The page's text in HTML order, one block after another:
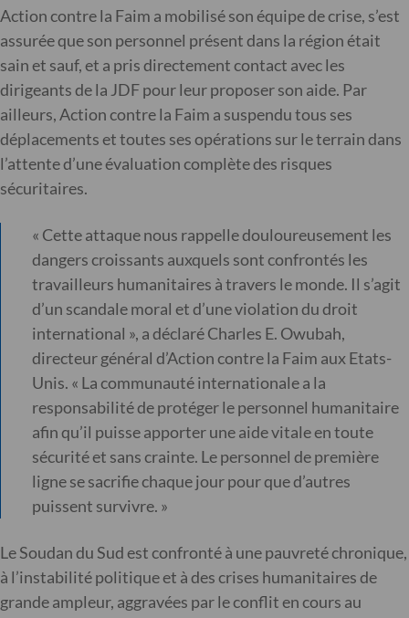
Action contre la Faim a mobilisé son équipe de crise, s’est
assurée que son personnel présent dans la région était
sain et sauf, et a pris directement contact avec les
dirigeants de la JDF pour leur proposer son aide. Par
ailleurs, Action contre la Faim a suspendu tous ses
déplacements et toutes ses opérations sur le terrain dans
l’attente d’une évaluation complète des risques
sécuritaires.
« Cette attaque nous rappelle douloureusement les
dangers croissants auxquels sont confrontés les
travailleurs humanitaires à travers le monde. Il s’agit
d’un scandale moral et d’une violation du droit
international », a déclaré Charles E. Owubah,
directeur général d’Action contre la Faim aux Etats-
Unis. « La communauté internationale a la
responsabilité de protéger le personnel humanitaire
afin qu’il puisse apporter une aide vitale en toute
sécurité et sans crainte. Le personnel de première
ligne se sacrifie chaque jour pour que d’autres
puissent survivre. »
Le Soudan du Sud est confronté à une pauvreté chronique,
à l’instabilité politique et à des crises humanitaires de
grande ampleur, aggravées par le conflit en cours au